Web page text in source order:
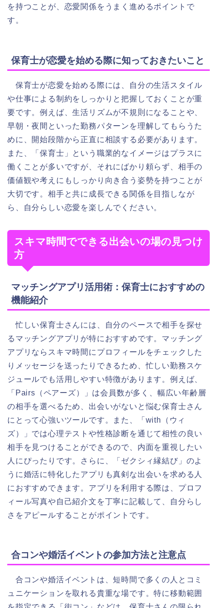
を持つことが、恋愛関係をうまく進めるポイントで
す。
保育士が恋愛を始める際に知っておきたいこと
保育士が恋愛を始める際には、自分の生活スタイル
や仕事による制約をしっかりと把握しておくことが重
要です。例えば、生活リズムが不規則になることや、
早朝・夜間といった勤務パターンを理解してもらうた
めに、開始段階から正直に相談する必要があります。
また、「保育士」という職業的なイメージはプラスに
働くことが多いですが、それにばかり頼らず、相手の
価値観や考えにもしっかり向き合う姿勢を持つことが
大切です。相手と共に成長できる関係を目指しなが
ら、自分らしい恋愛を楽しんでください。
スキマ時間でできる出会いの場の見つけ
方
マッチングアプリ活用術：保育士におすすめの
機能紹介
忙しい保育士さんには、自分のペースで相手を探せ
るマッチングアプリが特におすすめです。マッチング
アプリならスキマ時間にプロフィールをチェックした
りメッセージを送ったりできるため、忙しい勤務スケ
ジュールでも活用しやすい特徴があります。例えば、
「Pairs（ペアーズ）」は会員数が多く、幅広い年齢層
の相手を選べるため、出会いがないと悩む保育士さん
にとって心強いツールです。また、「with（ウィ
ズ）」では心理テストや性格診断を通じて相性の良い
相手を見つけることができるので、内面を重視したい
人にぴったりです。さらに、「ゼクシィ縁結び」のよ
うに婚活に特化したアプリも真剣な出会いを求める人
におすすめできます。アプリを利用する際は、プロフ
ィール写真や自己紹介文を丁寧に記載して、自分らし
さをアピールすることがポイントです。
合コンや婚活イベントの参加方法と注意点
合コンや婚活イベントは、短時間で多くの人とコミ
ュニケーションを取れる貴重な場です。特に移動範囲